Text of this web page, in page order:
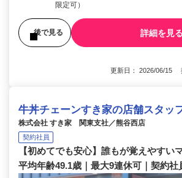
限定可）
後で見る 詳細を見る
更新日： 2026/06/15
牛丼チェーンすき家の店舗スタッ
株式会社 すき家 関東支社／熊谷西店
契約社員
【初めてでも安心】誰もが覚えやすい
平均年齢49.1歳｜最大9連休可｜契約社